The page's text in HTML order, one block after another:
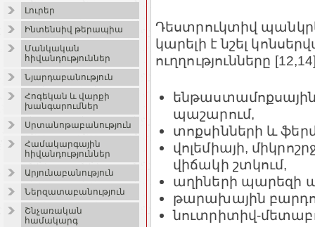
Լուրեր
Ինտենսիվ թերապիա
Մանկական
հիվանդություններ
Նյարդաբանություն
Հոգեկան և վարքի
խանգարումներ
Սրտանոթաբանություն
Համակարգային
հիվանդություններ
Արյունաբանություն
Ներզատաբանություն
Շնչառական
համակարգ
Դեստրուկտիվ
կարելի է նշել
ուղղությունները
ենթաստամոքսային
պաշարում,
տոքսինների և
վոլեմիայի,
վիճակի շտկում,
աղիների պարեզի
թարախային
նուտրիտիվ-